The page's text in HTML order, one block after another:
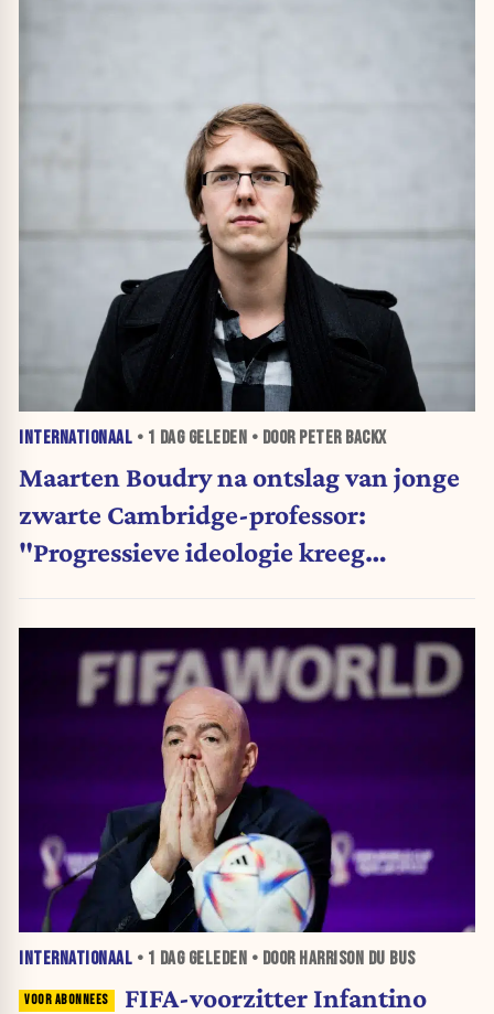
INTERNATIONAAL • 1 DAGGELEDEN • DOOR PETER BACKX
Maarten Boudry na ontslag van jonge
zwarte Cambridge-professor:
"Progressieve ideologie kreeg
INTERNATIONAAL • 1 DAGGELEDEN • DOOR HARRISON DU BUS
FIFA-voorzitter Infantino